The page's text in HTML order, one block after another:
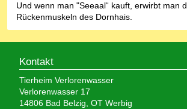
Und wenn man "Seeaal“ kauft, erwirbt man
Rückenmuskeln des Dornhais.
Kontakt
Tierheim Verlorenwasser
Verlorenwasser 17
14806 Bad Belzig, OT Werbig